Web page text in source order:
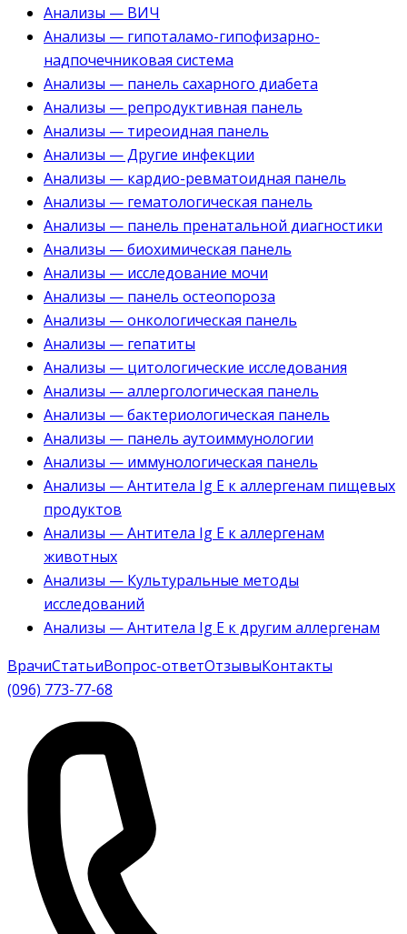
Анализы — ВИЧ
Анализы — гипоталамо-гипофизарно-
надпочечниковая система
Анализы — панель сахарного диабета
Анализы — репродуктивная панель
Анализы — тиреоидная панель
Анализы — Другие инфекции
Анализы — кардио-ревматоидная панель
Анализы — гематологическая панель
Анализы — панель пренатальной диагностики
Анализы — биохимическая панель
Анализы — исследование мочи
Анализы — панель остеопороза
Анализы — онкологическая панель
Анализы — гепатиты
Анализы — цитологические исследования
Анализы — аллергологическая панель
Анализы — бактериологическая панель
Анализы — панель аутоиммунологии
Анализы — иммунологическая панель
Анализы — Антитела Ig E к аллергенам пищевых
продуктов
Анализы — Антитела Ig E к аллергенам
животных
Анализы — Культуральные методы
исследований
Анализы — Антитела Ig E к другим аллергенам
ВрачиСтатьиВопрос-ответОтзывыКонтакты
(096) 773-77-68